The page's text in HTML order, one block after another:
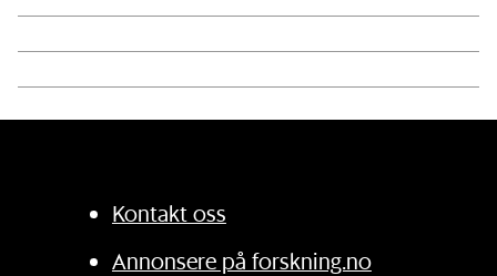
Kontakt oss
Annonsere på forskning.no